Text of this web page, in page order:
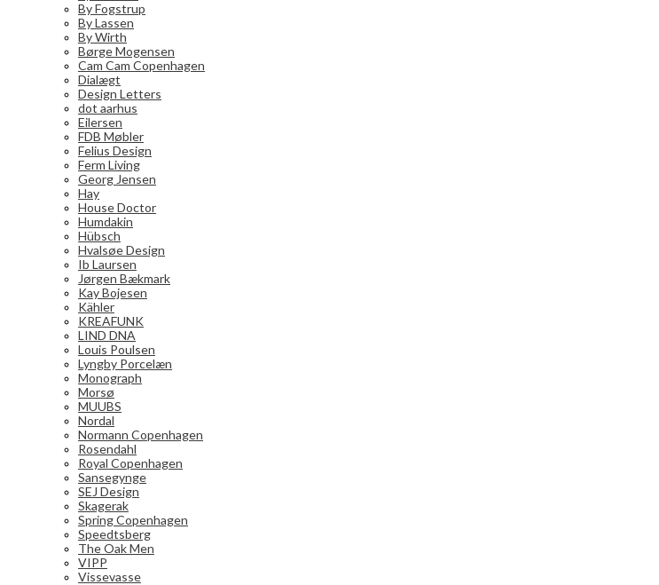
By Fogstrup
By Lassen
By Wirth
Børge Mogensen
Cam Cam Copenhagen
Dialægt
Design Letters
dot aarhus
Eilersen
FDB Møbler
Felius Design
Ferm Living
Georg Jensen
Hay
House Doctor
Humdakin
Hübsch
Hvalsøe Design
Ib Laursen
Jørgen Bækmark
Kay Bojesen
Kähler
KREAFUNK
LIND DNA
Louis Poulsen
Lyngby Porcelæn
Monograph
Morsø
MUUBS
Nordal
Normann Copenhagen
Rosendahl
Royal Copenhagen
Sansegynge
SEJ Design
Skagerak
Spring Copenhagen
Speedtsberg
The Oak Men
VIPP
Vissevasse